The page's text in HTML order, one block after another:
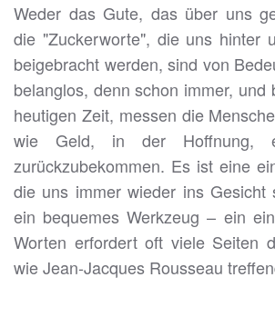
Weder das Gute, das über uns
die "Zuckerworte", die uns hinter
beigebracht werden, sind von
belanglos, denn schon immer, und
heutigen Zeit, messen die
wie Geld, in der Hoffnung,
zurückzubekommen. Es ist eine
die uns immer wieder ins Gesicht
ein bequemes Werkzeug – ein
Worten erfordert oft viele Seiten
wie Jean-Jacques Rousseau